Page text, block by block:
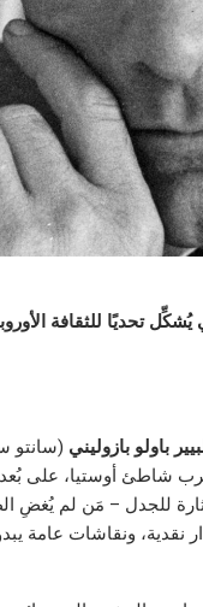
تحديًا للثقافة
باولو بازوليني
للجدل – مَن لم
ونقاشات عامة